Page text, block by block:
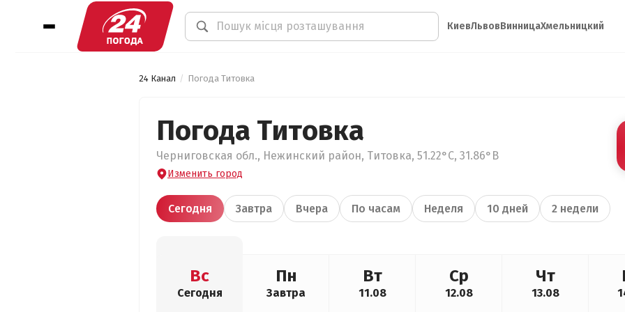
КиевЛьвовВинницаХмельницкий
24 Канал Погода Титовка
Погода Титовка
Черниговская обл., Нежинский район, Титовка, 51.22°С, 31.86°В
Изменить город
Сегодня Завтра Вчера По часам Неделя 10 дней 2 недели
Вс
Сегодня
Пн
Завтра
Вт
11.08
Ср
12.08
Чт
13.08